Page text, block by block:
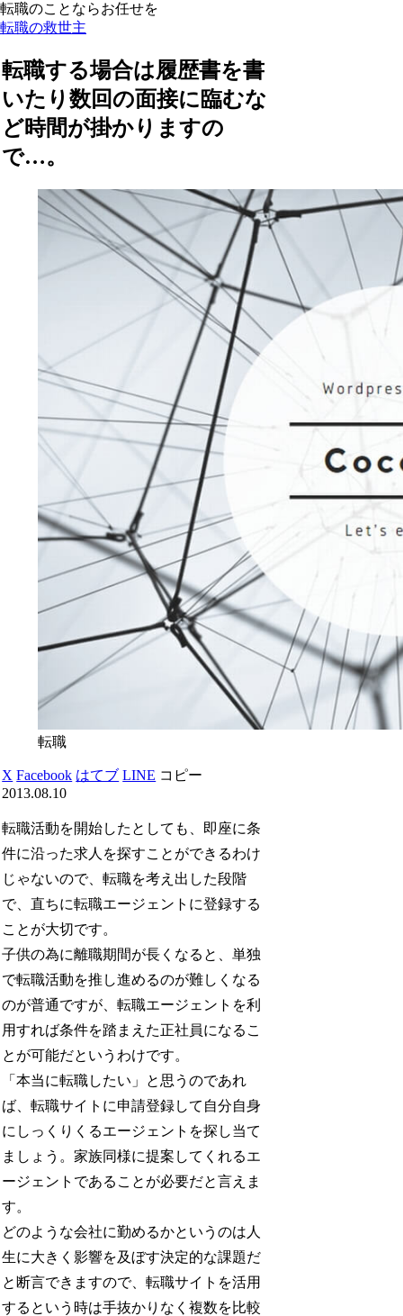
転職のことならお任せを
転職の救世主
転職する場合は履歴書を書
いたり数回の面接に臨むな
ど時間が掛かりますの
で…。
転職
X Facebook はてブ LINE コピー
2013.08.10
転職活動を開始したとしても、即座に条
件に沿った求人を探すことができるわけ
じゃないので、転職を考え出した段階
で、直ちに転職エージェントに登録する
ことが大切です。
子供の為に離職期間が長くなると、単独
で転職活動を推し進めるのが難しくなる
のが普通ですが、転職エージェントを利
用すれば条件を踏まえた正社員になるこ
とが可能だというわけです。
「本当に転職したい」と思うのであれ
ば、転職サイトに申請登録して自分自身
にしっくりくるエージェントを探し当て
ましょう。家族同様に提案してくれるエ
ージェントであることが必要だと言えま
す。
どのような会社に勤めるかというのは人
生に大きく影響を及ぼす決定的な課題だ
と断言できますので、転職サイトを活用
するという時は手抜かりなく複数を比較